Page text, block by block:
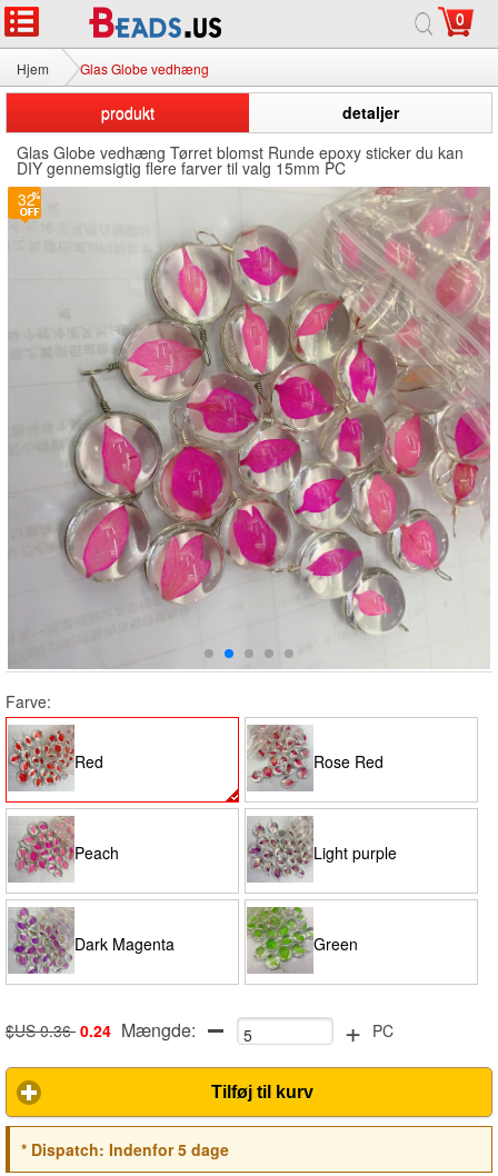
0
Hjem Glas Globe vedhæng
produkt
detaljer
Glas Globe vedhæng Tørret blomst Runde epoxy sticker du kan
DIY gennemsigtig flere farver til valg 15mm PC
32
Farve:
Red Rose Red
Peach Light purple
Dark Magenta Green
$US 0.36 0.24 Mængde: + PC
Tilføj til kurv
*Dispatch: Indenfor 5 dage